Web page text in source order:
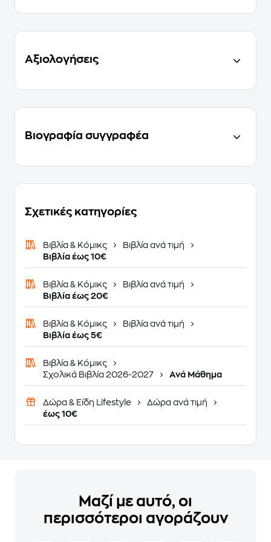
Αξιολογήσεις
Βιογραφία συγγραφέα
Σχετικές κατηγορίες
Βιβλία & Κόμικς
Βιβλία ανά τιμή
Βιβλία έως 10€
Βιβλία & Κόμικς
Βιβλία ανά τιμή
Βιβλία έως 20€
Βιβλία & Κόμικς
Βιβλία ανά τιμή
Βιβλία έως 5€
Βιβλία & Κόμικς
Σχολικά Βιβλία 2026-2027
Ανά Μάθημα
Δώρα & Είδη Lifestyle
Δώρα ανά τιμή
έως 10€
Μαζί με αυτό, οι
περισσότεροι αγοράζουν